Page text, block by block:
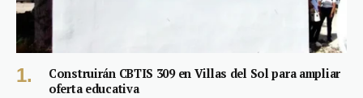
Construirán CBTIS 309 en Villas del Sol para ampliar
oferta educativa